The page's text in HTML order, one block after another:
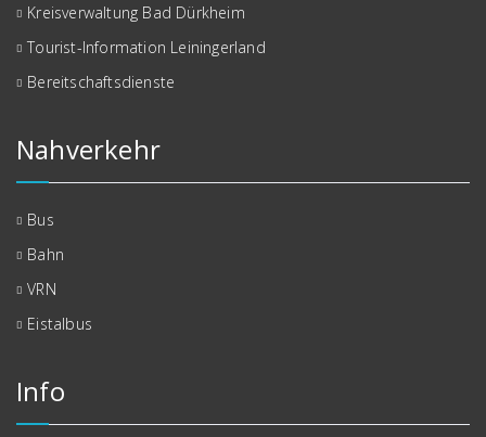
Kreisverwaltung Bad Dürkheim
Tourist-Information Leiningerland
Bereitschaftsdienste
Nahverkehr
Bus
Bahn
VRN
Eistalbus
Info